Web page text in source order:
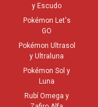
y Escudo
Pokémon Let's
GO
Pokémon Ultrasol
y Ultraluna
Pokémon Sol y
Luna
Rubí Omega y